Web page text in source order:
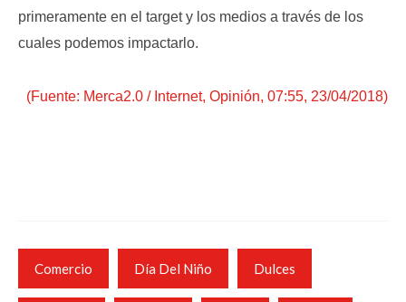
primeramente en el target y los medios a través de los
cuales podemos impactarlo.
(Fuente: Merca2.0 / Internet, Opinión, 07:55, 23/04/2018)
Comercio Día Del Niño Dulces